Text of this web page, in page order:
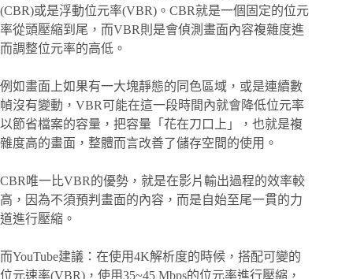
(CBR)或是浮動位元率(VBR)。CBR就是一個固定的位元
率從頭壓縮到尾，而VBR則是會偵測畫面內容複雜度進
而調整位元率的高低。
例如畫面上如果有一大塊靜態的同色區域，或是連續數
幀沒有變動，VBR可能在這一段時間內就會降低位元率
以節省檔案的容量，把容量「花在刀口上」，也就是複
雜度高的畫面，整體而言改善了儲存空間的使用。
CBR唯一比VBR的優勢，就是在影片輸出過程的效率較
高，因為不須預判畫面的內容，而是自始至尾一貫的力
道進行壓縮。
而YouTube建議：在使用4K解析度的時候，搭配可變的
位元速率(VBR)，使用35~45 Mbps的位元率進行壓縮，